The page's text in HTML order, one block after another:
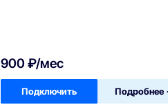
900 ₽/мес
Подключить Подробнее